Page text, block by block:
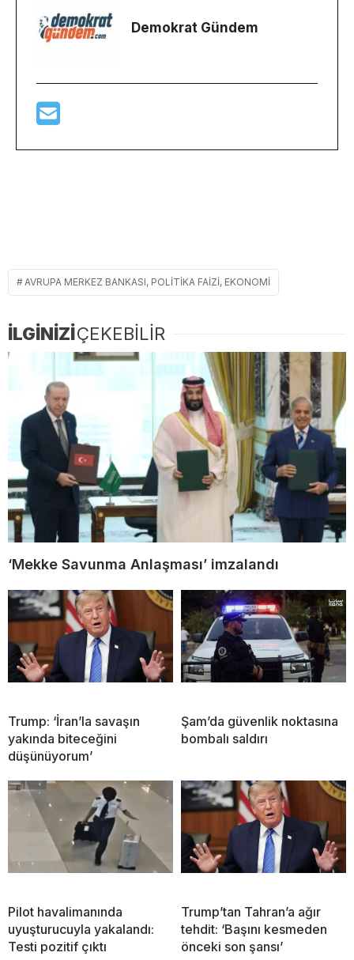
Demokrat Gündem
AVRUPA MERKEZ BANKASI, POLITIKA FAIZI, EKONOMI
İLGİNİZİÇEKEBİLİR
‘Mekke Savunma Anlaşması’ imzalandı
Trump: ‘İran’la savaşın
yakında biteceğini
düşünüyorum’
Şam’da güvenlik noktasına
bombalı saldırı
Pilot havalimanında
uyuşturucuyla yakalandı:
Testi pozitif çıktı
Trump’tan Tahran’a ağır
tehdit: ‘Başını kesmeden
önceki son şansı’